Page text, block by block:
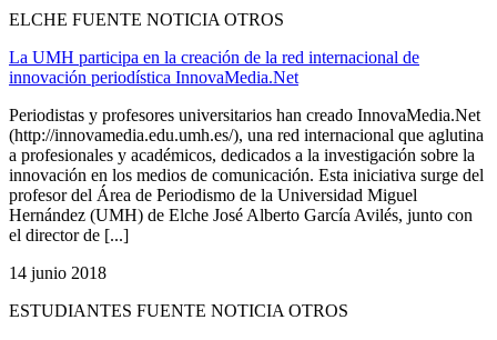
ELCHE FUENTE NOTICIA OTROS
La UMH participa en la creación de la red internacional de
innovación periodística InnovaMedia.Net
Periodistas y profesores universitarios han creado InnovaMedia.Net
(http://innovamedia.edu.umh.es/), una red internacional que aglutina
a profesionales y académicos, dedicados a la investigación sobre la
innovación en los medios de comunicación. Esta iniciativa surge del
profesor del Área de Periodismo de la Universidad Miguel
Hernández (UMH) de Elche José Alberto García Avilés, junto con
el director de [...]
14 junio 2018
ESTUDIANTES FUENTE NOTICIA OTROS